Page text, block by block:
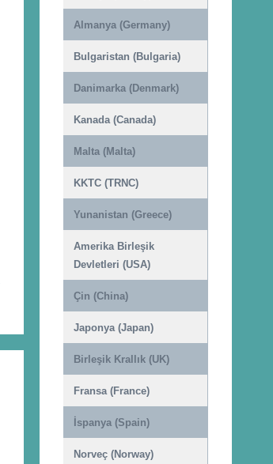
Almanya (Germany)
Bulgaristan (Bulgaria)
Danimarka (Denmark)
Kanada (Canada)
Malta (Malta)
KKTC (TRNC)
Yunanistan (Greece)
Amerika Birleşik
Devletleri (USA)
Çin (China)
Japonya (Japan)
Birleşik Krallık (UK)
Fransa (France)
İspanya (Spain)
Norveç (Norway)